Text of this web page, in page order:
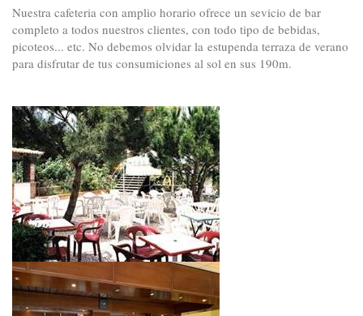
Nuestra cafeteria con amplio horario ofrece un sevicio de bar
completo a todos nuestros clientes, con todo tipo de bebidas,
picoteos... etc. No debemos olvidar la estupenda terraza de verano
para disfrutar de tus consumiciones al sol en sus 190m.